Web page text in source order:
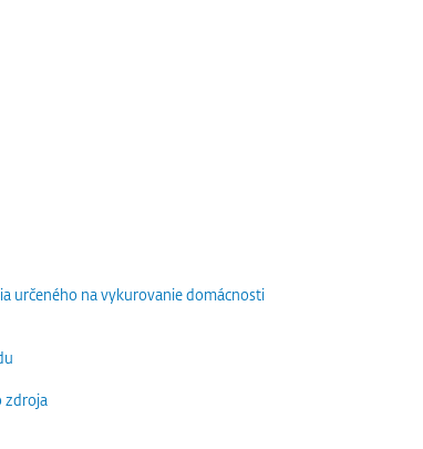
určeného na vykurovanie domácnosti
zdroja